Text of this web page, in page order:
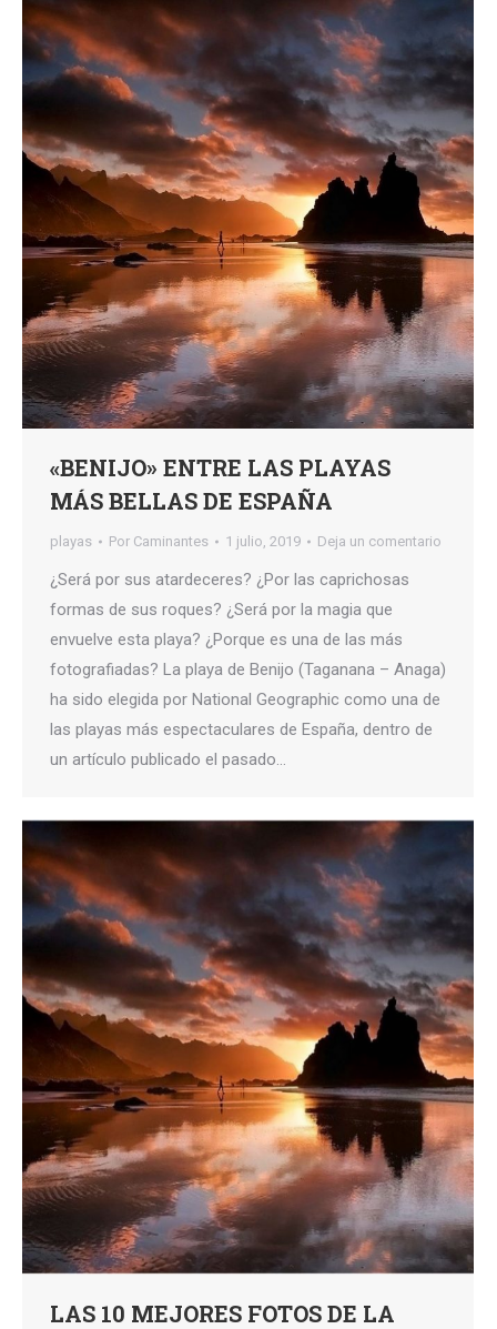
«BENIJO» ENTRE LAS PLAYAS
MÁS BELLAS DE ESPAÑA
playas Por Caminantes 1 julio, 2019 Deja un comentario
¿Será por sus atardeceres? ¿Por las caprichosas
formas de sus roques? ¿Será por la magia que
envuelve esta playa? ¿Porque es una de las más
fotografiadas? La playa de Benijo (Taganana – Anaga)
ha sido elegida por National Geographic como una de
las playas más espectaculares de España, dentro de
un artículo publicado el pasado…
LAS 10 MEJORES FOTOS DE LA